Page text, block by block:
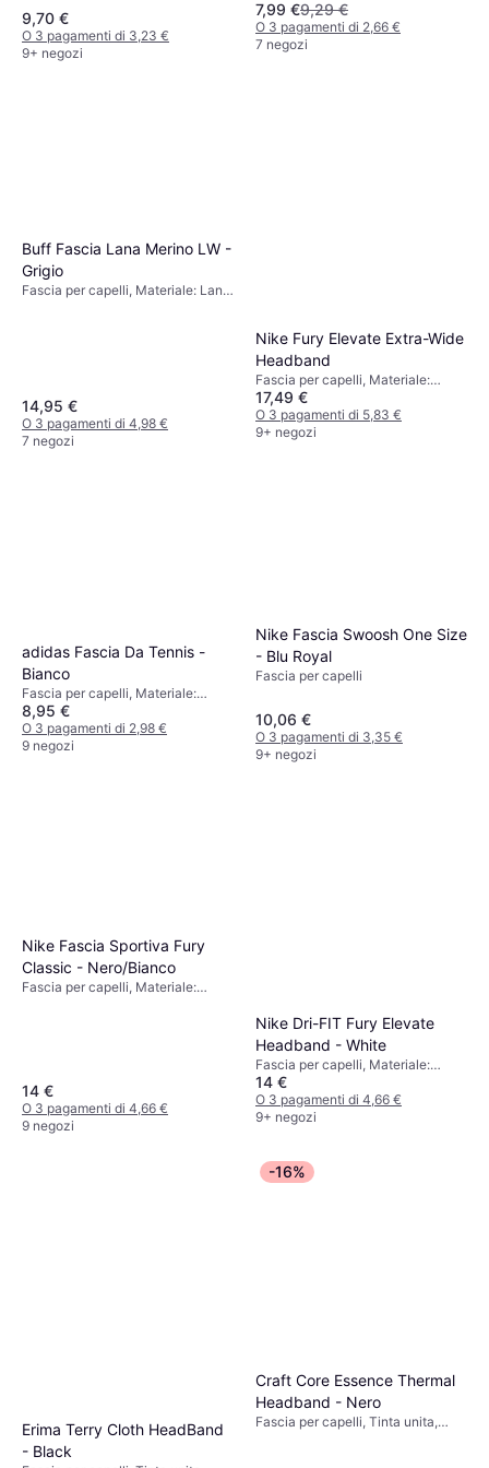
9,70 €
O 3 pagamenti di 3,23 €
9+ negozi
7,99 €9,29 €
O 3 pagamenti di 2,66 €
7 negozi
Buff Fascia Lana Merino LW -
Grigio
Fascia per capelli, Materiale: Lana,
14,95 €
O 3 pagamenti di 4,98 €
7 negozi
Nike Fury Elevate Extra-Wide
Headband
Fascia per capelli, Materiale:
Poliestere
17,49 €
O 3 pagamenti di 5,83 €
9+ negozi
adidas Fascia Da Tennis -
Bianco
Fascia per capelli, Materiale:
Elastane/Lycra/Spandex,
Poliestere
8,95 €
O 3 pagamenti di 2,98 €
9 negozi
Nike Fascia Swoosh One Size
- Blu Royal
Fascia per capelli
10,06 €
O 3 pagamenti di 3,35 €
9+ negozi
Nike Fascia Sportiva Fury
Classic - Nero/Bianco
Fascia per capelli, Materiale:
14 €
O 3 pagamenti di 4,66 €
9 negozi
Nike Dri-FIT Fury Elevate
Headband - White
Fascia per capelli, Materiale:
Poliestere
14 €
O 3 pagamenti di 4,66 €
9+ negozi
Erima Terry Cloth HeadBand
- Black
-16%
Craft Core Essence Thermal
Headband - Nero
Fascia per capelli, Tinta unita,